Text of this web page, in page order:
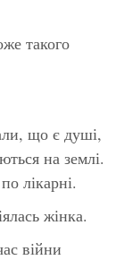
такого
що є душі,
на землі.
лікарні.
жінка.
війни